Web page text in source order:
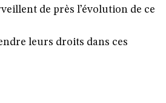
de près l’évolution de ce
leurs droits dans ces